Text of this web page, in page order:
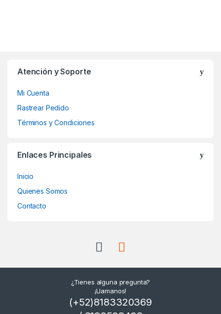
Atención y Soporte
Mi Cuenta
Rastrear Pedido
Términos y Condiciones
Enlaces Principales
Inicio
Quienes Somos
Contacto
¿Tienes alguna pregunta?
¡Llamanos!
(+52)8183320369